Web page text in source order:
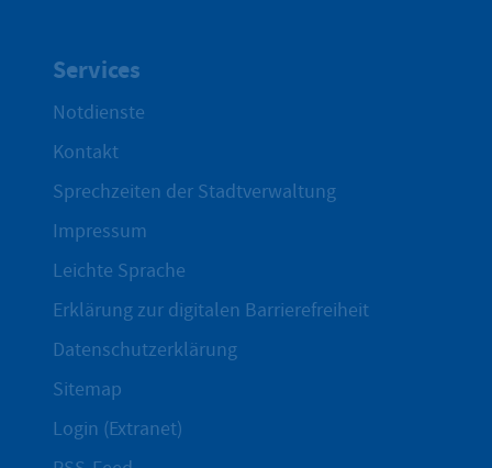
Services
Notdienste
Kontakt
Sprechzeiten der Stadtverwaltung
Impressum
Leichte Sprache
Erklärung zur digitalen Barrierefreiheit
Datenschutzerklärung
Sitemap
Login (Extranet)